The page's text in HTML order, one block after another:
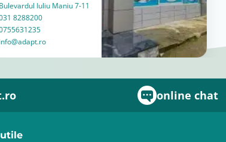
Iuliu Maniu 7-11
8288200
online chat